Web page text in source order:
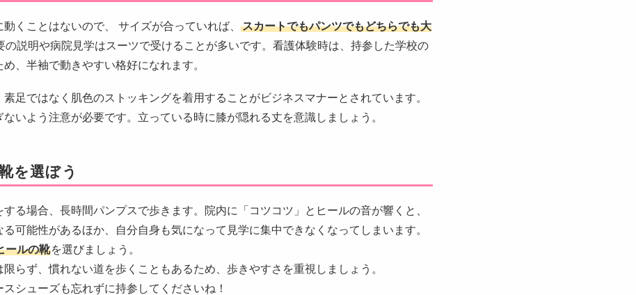
くことはないので、 サイズが合っていれば、 スカートでもパンツでもどちらでも大
の説明や病院見学はスーツで受けることが多いです。看護体験時は、持参した学校の
、半袖で動きやすい格好になれます。
足ではなく肌色のストッキングを着用することがビジネスマナーとされています。
いよう注意が必要です。立っている時に膝が隠れる丈を意識しましょう。
を選ぼう
する場合、長時間パンプスで歩きます。院内に「コツコツ」とヒールの音が響くと、
可能性があるほか、自分自身も気になって見学に集中できなくなってしまいます。
ールの靴 を選びましょう。
らず、慣れない道を歩くこともあるため、歩きやすさを重視しましょう。
シューズも忘れずに持参してくださいね！